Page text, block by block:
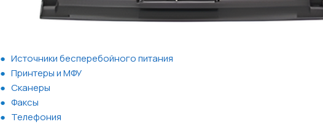
Источники бесперебойного питания
Принтеры и МФУ
Сканеры
Факсы
Телефония